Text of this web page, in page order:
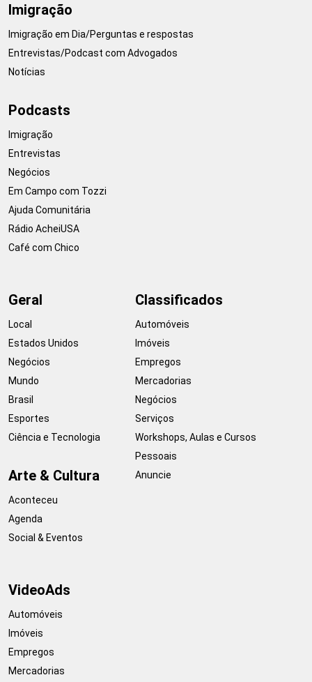
Imigração
Imigração em Dia/Perguntas e respostas
Entrevistas/Podcast com Advogados
Notícias
Podcasts
Imigração
Entrevistas
Negócios
Em Campo com Tozzi
Ajuda Comunitária
Rádio AcheiUSA
Café com Chico
Geral
Local
Estados Unidos
Negócios
Mundo
Brasil
Esportes
Ciência e Tecnologia
Arte & Cultura
Aconteceu
Agenda
Social & Eventos
Classificados
Automóveis
Imóveis
Empregos
Mercadorias
Negócios
Serviços
Workshops, Aulas e Cursos
Pessoais
Anuncie
VideoAds
Automóveis
Imóveis
Empregos
Mercadorias